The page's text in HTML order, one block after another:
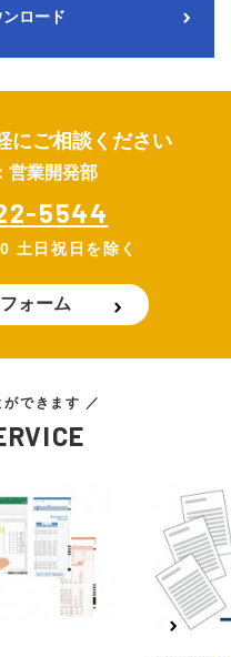
ロード
にご相談ください
営業開発部
5544
土日祝日を除く
ォーム
できます ／